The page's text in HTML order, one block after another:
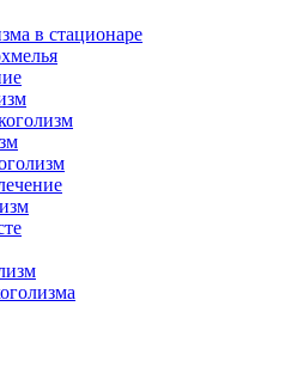
в стационаре